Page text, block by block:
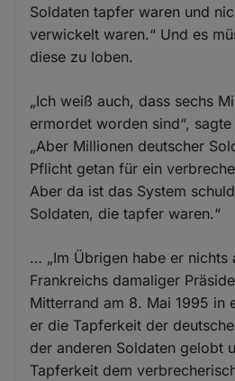
Soldaten tapfer waren und
verwickelt waren.“ Und es
diese zu loben.
„Ich weiß auch, dass sechs
ermordet worden sind“,
„Aber Millionen deutscher
Pflicht getan für ein
Aber da ist das System
Soldaten, die tapfer waren.“
… „Im Übrigen habe er nichts
Frankreichs damaliger
Mitterrand am 8. Mai 1995 in
er die Tapferkeit der
der anderen Soldaten gelobt
Tapferkeit dem